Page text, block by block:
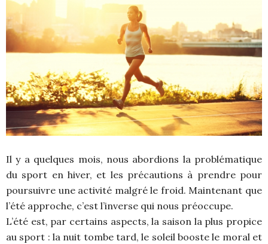
Il y a quelques mois, nous abordions la problématique
du sport en hiver, et les précautions à prendre pour
poursuivre une activité malgré le froid. Maintenant que
l’été approche, c’est l’inverse qui nous préoccupe.
L’été est, par certains aspects, la saison la plus propice
au sport : la nuit tombe tard, le soleil booste le moral et